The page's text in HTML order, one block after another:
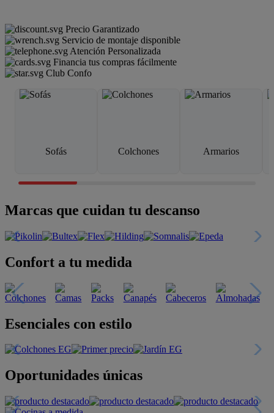
Precio Garantizado
Servicio de montaje disponible
Atención Personalizada
Financia tus compras fácilmente
Club Confo
Sofás Colchones Armarios
Marcas que cuidan tu descanso
Confort a tu medida
Esenciales con estilo
Oportunidades únicas